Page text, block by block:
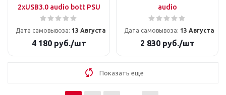
2xUSB3.0 audio bott PSU
Дата самовывоза: 13 Августа
4 180руб./шт
audio
Дата самовывоза: 13 Августа
2 830руб./шт
Показать еще